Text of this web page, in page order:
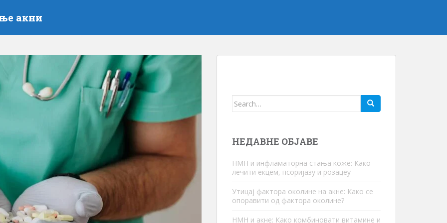
акни
Тражити:
НЕДАВНЕ ОБЈАВЕ
НМН и инфламаторна стања коже: Како
лечити екцем, псоријазу и розацеу
Утицај фактора околине на акне: Како се
опоравити од фактора околине?
НМН и акне: Како комбиновати витамине и